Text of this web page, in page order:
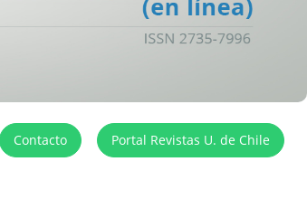
Contacto Portal Revistas U. de Chile